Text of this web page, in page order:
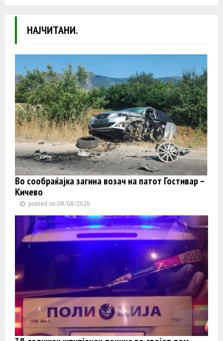
НАЈЧИТАНИ.
Во сообраќајка загина возач на патот Гостивар –
Кичево
posted on 08/08/2026